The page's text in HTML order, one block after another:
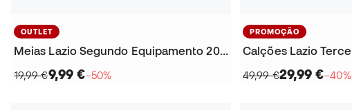
OUTLET
Meias Lazio Segundo Equipamento 2025-2026
19,99 €9,99 €−50%
PROMOÇÃO
49,99 €29,99 €−40%